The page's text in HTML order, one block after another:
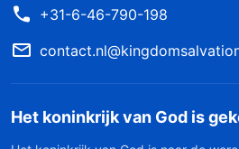
+31-6-46-790-198
Het koninkrijk van God is